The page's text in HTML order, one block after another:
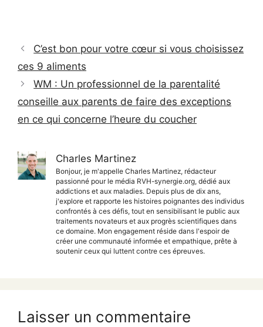
C’est bon pour votre cœur si vous choisissez
ces 9 aliments
WM : Un professionnel de la parentalité
conseille aux parents de faire des exceptions
en ce qui concerne l’heure du coucher
Charles Martinez
Bonjour, je m'appelle Charles Martinez, rédacteur
passionné pour le média RVH-synergie.org, dédié aux
addictions et aux maladies. Depuis plus de dix ans,
j'explore et rapporte les histoires poignantes des individus
confrontés à ces défis, tout en sensibilisant le public aux
traitements novateurs et aux progrès scientifiques dans
ce domaine. Mon engagement réside dans l'espoir de
créer une communauté informée et empathique, prête à
soutenir ceux qui luttent contre ces épreuves.
Laisser un commentaire